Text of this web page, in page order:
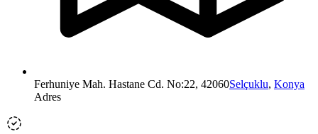
Ferhuniye Mah. Hastane Cd. No:22, 42060Selçuklu, Konya
Adres